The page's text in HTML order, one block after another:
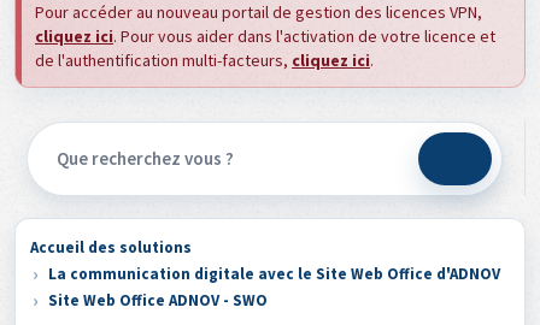
Pour accéder au nouveau portail de gestion des licences VPN,
cliquez ici. Pour vous aider dans l'activation de votre licence et
de l'authentification multi-facteurs, cliquez ici.
Accueil des solutions
La communication digitale avec le Site Web Office d'ADNOV
Site Web Office ADNOV - SWO